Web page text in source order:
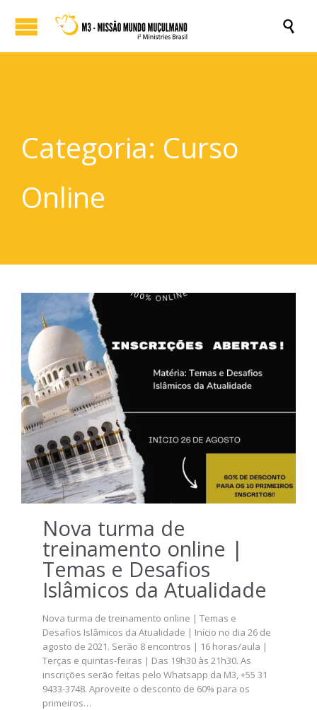

Categoria: Curso
Online
Nova turma de
treinamento online |
Temas e Desafios
Islâmicos da Atualidade
Nova turma de treinamento online | Temas e
Desafios Islâmicos da Atualidade | Início no dia 26 de
agosto de 2021. Serão 8 encontros | 16 horas/aula |
Terças e quintas-feiras | Das 19h30 às 21h30. As
inscrições serão feitas pelo Whatsapp da M3, +55 31
9433-3748. Aproveite o desconto de 60% para os
primeiros…